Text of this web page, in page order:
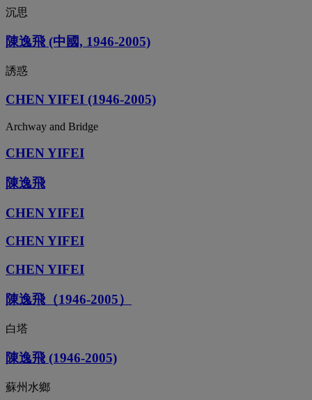
沉思
陳逸飛 (中國, 1946-2005)
誘惑
CHEN YIFEI (1946-2005)
Archway and Bridge
CHEN YIFEI
陳逸飛
CHEN YIFEI
CHEN YIFEI
CHEN YIFEI
陳逸飛（1946-2005）
白塔
陳逸飛 (1946-2005)
蘇州水鄉